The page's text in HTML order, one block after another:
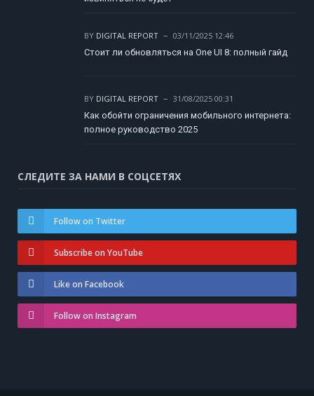
BY DIGITAL REPORT
03/11/2025 12:46
Стоит ли обновляться на One UI 8: полный гайд
BY DIGITAL REPORT
31/08/2025 00:31
Как обойти ограничения мобильного интернета:
полное руководство 2025
СЛЕДИТЕ ЗА НАМИ В СОЦСЕТЯХ
Follow on Twitter
Subscribe on YouTube
Like on Facebook
Follow on Instagram